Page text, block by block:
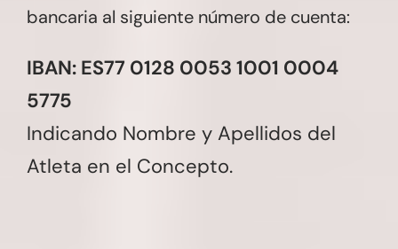
bancaria al siguiente número de cuenta:
IBAN: ES77 0128 0053 1001 0004
5775
Indicando Nombre y Apellidos del
Atleta en el Concepto.